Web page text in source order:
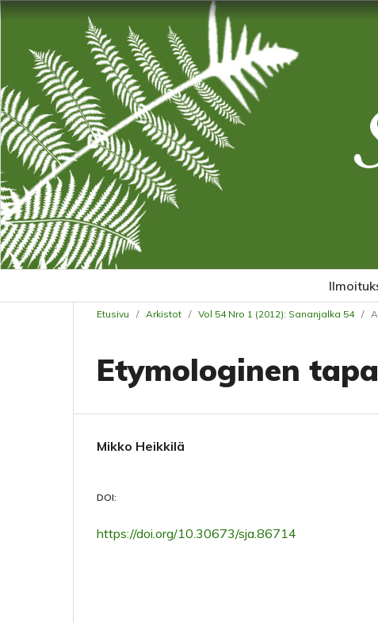
Etusivu / Arkistot / Vol 54 Nro 1 (2012): Sananjalka 54 /
Etymologinen
Mikko Heikkilä
DOI:
https://doi.org/10.30673/sja.86714